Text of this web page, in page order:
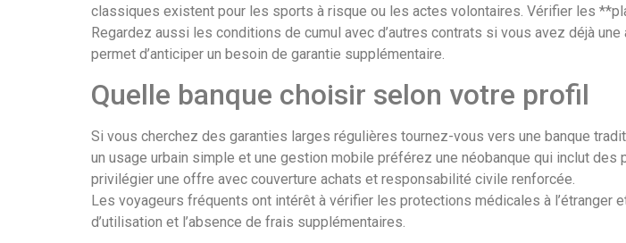
classiques existent pour les sports à risque ou les actes volontaires. Vérifier les
Regardez aussi les conditions de cumul avec d’autres contrats si vous avez déjà
permet d’anticiper un besoin de garantie supplémentaire.
Quelle banque choisir selon votre profil
Si vous cherchez des garanties larges régulières tournez-vous vers une banque
un usage urbain simple et une gestion mobile préférez une néobanque qui inclut
privilégier une offre avec couverture achats et responsabilité civile renforcée.
Les voyageurs fréquents ont intérêt à vérifier les protections médicales à l’étranger
d’utilisation et l’absence de frais supplémentaires.